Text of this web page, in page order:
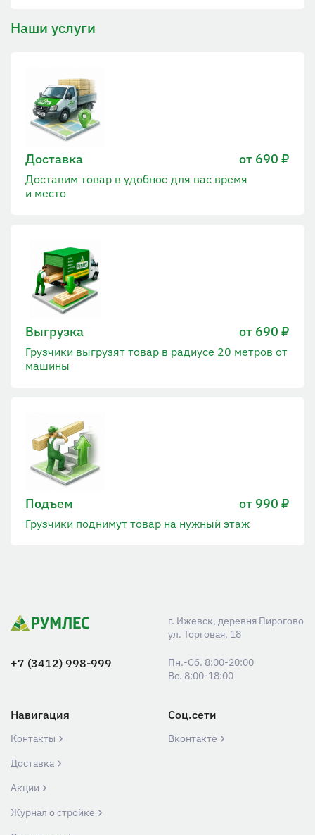
Наши услуги
Доставка от 690 ₽
Доставим товар в удобное для вас время
и место
Выгрузка от 690 ₽
Грузчики выгрузят товар в радиусе 20 метров от
машины
Подъем от 990 ₽
Грузчики поднимут товар на нужный этаж
г. Ижевск, деревня Пирогово
ул. Торговая, 18
+7 (3412) 998-999
Пн.-Сб. 8:00-20:00
Вс. 8:00-18:00
Навигация
Контакты
Доставка
Акции
Журнал о стройке
Соц.сети
Вконтакте